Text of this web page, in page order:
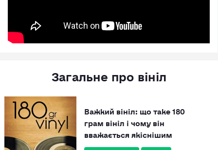
Загальне про вініл
Важкий вініл: що таке 180
грам вініл і чому він
вважається якіснішим